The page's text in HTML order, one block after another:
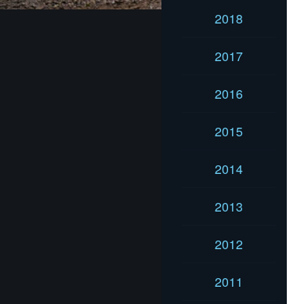
2018
2017
2016
2015
2014
2013
2012
2011